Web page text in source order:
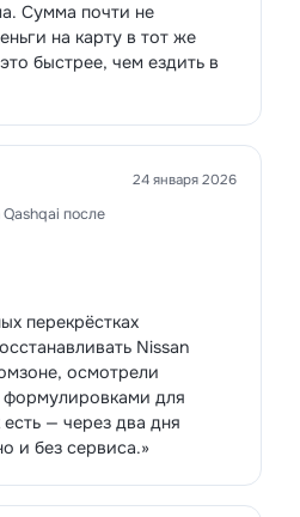
Сумма почти не
на карту в тот же
быстрее, чем ездить в
Qashqai после
24 января 2026
перекрёстках
Nissan
осмотрели
для
— через два дня
и без сервиса.»